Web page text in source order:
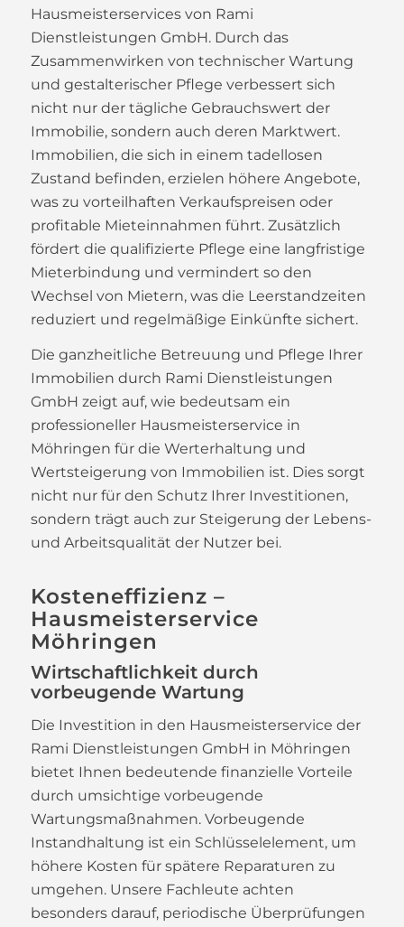
Hausmeisterservices von Rami
Dienstleistungen GmbH. Durch das
Zusammenwirken von technischer Wartung
und gestalterischer Pflege verbessert sich
nicht nur der tägliche Gebrauchswert der
Immobilie, sondern auch deren Marktwert.
Immobilien, die sich in einem tadellosen
Zustand befinden, erzielen höhere Angebote,
was zu vorteilhaften Verkaufspreisen oder
profitable Mieteinnahmen führt. Zusätzlich
fördert die qualifizierte Pflege eine langfristige
Mieterbindung und vermindert so den
Wechsel von Mietern, was die Leerstandzeiten
reduziert und regelmäßige Einkünfte sichert.
Die ganzheitliche Betreuung und Pflege Ihrer
Immobilien durch Rami Dienstleistungen
GmbH zeigt auf, wie bedeutsam ein
professioneller Hausmeisterservice in
Möhringen für die Werterhaltung und
Wertsteigerung von Immobilien ist. Dies sorgt
nicht nur für den Schutz Ihrer Investitionen,
sondern trägt auch zur Steigerung der Lebens-
und Arbeitsqualität der Nutzer bei.
Kosteneffizienz –
Hausmeisterservice
Möhringen
Wirtschaftlichkeit durch
vorbeugende Wartung
Die Investition in den Hausmeisterservice der
Rami Dienstleistungen GmbH in Möhringen
bietet Ihnen bedeutende finanzielle Vorteile
durch umsichtige vorbeugende
Wartungsmaßnahmen. Vorbeugende
Instandhaltung ist ein Schlüsselelement, um
höhere Kosten für spätere Reparaturen zu
umgehen. Unsere Fachleute achten
besonders darauf, periodische Überprüfungen